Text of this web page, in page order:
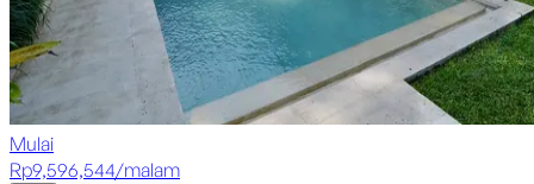
Mulai
Rp9,596,544/malam